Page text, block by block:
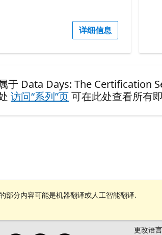
详细信息
于 Data Days: The Certification
访问“系列”页可在此处查看所有
部分内容可能是机器翻译或人工智能翻译.
更改语言